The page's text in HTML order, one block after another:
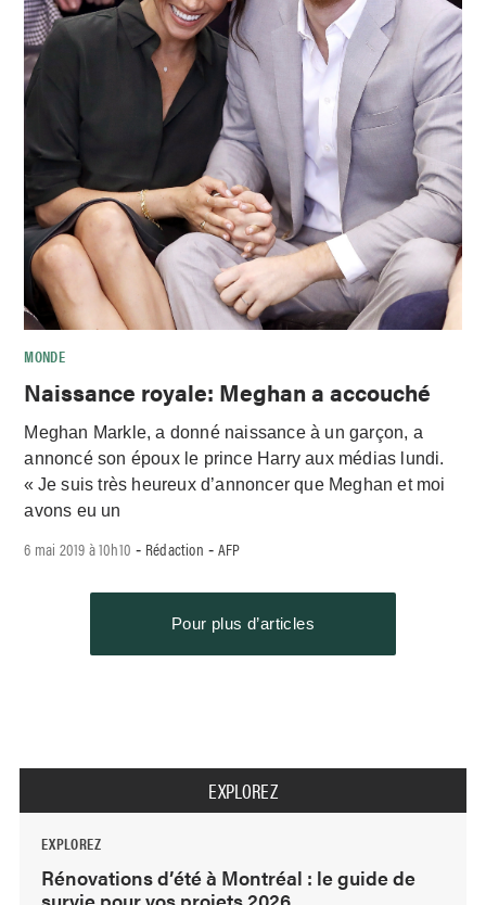
MONDE
Naissance royale: Meghan a accouché
Meghan Markle, a donné naissance à un garçon, a
annoncé son époux le prince Harry aux médias lundi.
« Je suis très heureux d’annoncer que Meghan et moi
avons eu un
6 mai 2019 à 10h10 - Rédaction - AFP
Pour plus d’articles
EXPLOREZ
EXPLOREZ
Rénovations d’été à Montréal : le guide de